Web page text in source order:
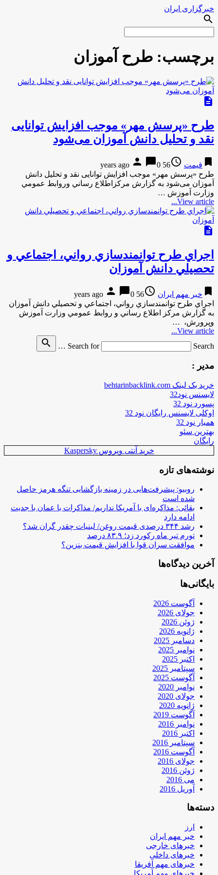
خبرگزاری ایران
search
برچسب: طرح آموزان
description
طرح «پرسش مهر» موجب افزایش توانایی
نقد و تحلیل دانش آموزان می‌شود
bookmark قیمت access_time
56 years ago
person chat_bubble0
طرح «پرسش مهر» موجب افزایش توانایی نقد و تحلیل دانش
آموزان می‌شود به گزارش مركزاطلاع رساني وروابط عمومي
وزارت آموزش …
View article...
description
اجراي طرح توانمندسازي رواني، اجتماعي و
تحصيلي دانش آموزان
bookmark خبر مهم ایران access_time
56 years ago
person chat_bubble0
اجراي طرح توانمندسازي رواني، اجتماعي و تحصيلي دانش آموزان
به گزارش مركز اطلاع رساني و روابط عمومي وزارت آموزش
وپرورش، …
View article...
Search for
Search …
search
مدیر :
خرید بک لینک behtarinbacklink.com
لایسنس نود32
پسورد نود 32
اوکلی لایسنس رایگان نود 32
همیار نود 32
بهترین سئو
رایگان
خرید آنتی ویروس Kaspersky
نوشته‌های تازه
روبیو: پیشرفت‌هایی در زمینه بازگشایی تنگه هرمز حاصل
شده است
بقائی: مذاکره‌ای با آمریکا نداریم/ مذاکرات با عمان با جدیت
ادامه دارد
رشد ۳۴۴ درصدی قیمت روغن/ لبنیات چقدر گران شد؟
تورم تیر ماه رکورد زد؛ ۸۳.۹ درصد
موافقت سران قوا با افزایش قیمت بنزین؟
آخرین دیدگاه‌ها
بایگانی‌ها
آگوست 2026
جولای 2026
ژوئن 2026
ژانویه 2026
دسامبر 2025
نوامبر 2025
اکتبر 2025
سپتامبر 2025
آگوست 2025
نوامبر 2020
جولای 2020
ژانویه 2020
آگوست 2019
نوامبر 2016
اکتبر 2016
سپتامبر 2016
آگوست 2016
جولای 2016
ژوئن 2016
می 2016
آوریل 2016
دسته‌ها
ارز
خبر مهم ایران
خبرهای خارجی
خبرهای داخلی
خبرهای مهم آفریقا
خبرهای مهم آمریکا